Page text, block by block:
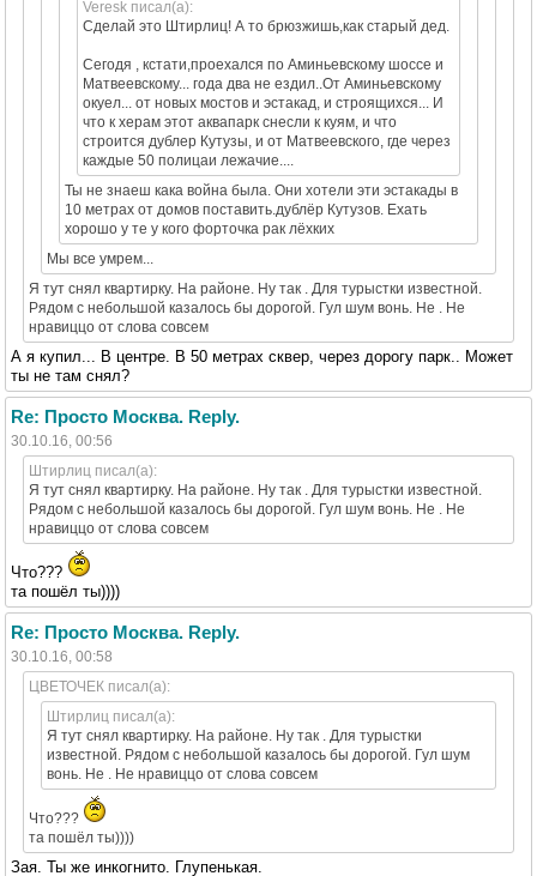
Veresk писал(а):
Сделай это Штирлиц! А то брюзжишь,как старый дед.
Сегодя , кстати,проехался по Аминьевскому шоссе и
Матвеевскому... года два не ездил..От Аминьевскому
окуел... от новых мостов и эстакад, и строящихся... И
что к херам этот аквапарк снесли к куям, и что
строится дублер Кутузы, и от Матвеевского, где через
каждые 50 полицаи лежачие....
Ты не знаеш кака война была. Они хотели эти эстакады в
10 метрах от домов поставить.дублёр Кутузов. Ехать
хорошо у те у кого форточка рак лёхких
Мы все умрем...
Я тут снял квартирку. На районе. Ну так . Для турыстки известной.
Рядом с небольшой казалось бы дорогой. Гул шум вонь. Не . Не
нравиццо от слова совсем
А я купил... В центре. В 50 метрах сквер, через дорогу парк.. Может
ты не там снял?
Re: Просто Москва. Reply.
30.10.16, 00:56
Штирлиц писал(а):
Я тут снял квартирку. На районе. Ну так . Для турыстки известной.
Рядом с небольшой казалось бы дорогой. Гул шум вонь. Не . Не
нравиццо от слова совсем
Что???
та пошёл ты))))
Re: Просто Москва. Reply.
30.10.16, 00:58
ЦВЕТОЧЕК писал(а):
Штирлиц писал(а):
Я тут снял квартирку. На районе. Ну так . Для турыстки
известной. Рядом с небольшой казалось бы дорогой. Гул шум
вонь. Не . Не нравиццо от слова совсем
Что???
та пошёл ты))))
Зая. Ты же инкогнито. Глупенькая.